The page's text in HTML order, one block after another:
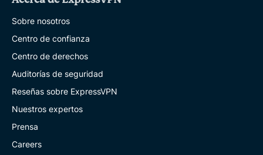
Sobre nosotros
Centro de confianza
Centro de derechos
Auditorías de seguridad
Reseñas sobre ExpressVPN
Nuestros expertos
Prensa
Careers